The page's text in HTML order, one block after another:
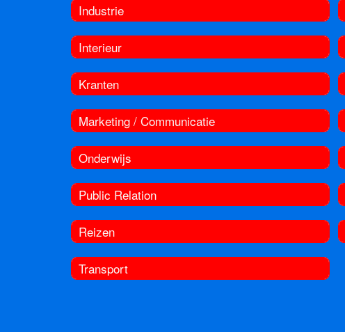
Industrie
Interieur
Kranten
Marketing / Communicatie
Onderwijs
Public Relation
Reizen
Transport